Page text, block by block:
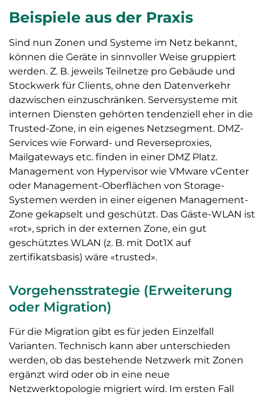
Beispiele aus der Praxis
Sind nun Zonen und Systeme im Netz bekannt,
können die Geräte in sinnvoller Weise gruppiert
werden. Z. B. jeweils Teilnetze pro Gebäude und
Stockwerk für Clients, ohne den Datenverkehr
dazwischen einzuschränken. Serversysteme mit
internen Diensten gehörten tendenziell eher in die
Trusted-Zone, in ein eigenes Netzsegment. DMZ-
Services wie Forward- und Reverseproxies,
Mailgateways etc. finden in einer DMZ Platz.
Management von Hypervisor wie VMware vCenter
oder Management-Oberflächen von Storage-
Systemen werden in einer eigenen Management-
Zone gekapselt und geschützt. Das Gäste-WLAN ist
«rot», sprich in der externen Zone, ein gut
geschütztes WLAN (z. B. mit Dot1X auf
zertifikatsbasis) wäre «trusted».
Vorgehensstrategie (Erweiterung
oder Migration)
Für die Migration gibt es für jeden Einzelfall
Varianten. Technisch kann aber unterschieden
werden, ob das bestehende Netzwerk mit Zonen
ergänzt wird oder ob in eine neue
Netzwerktopologie migriert wird. Im ersten Fall